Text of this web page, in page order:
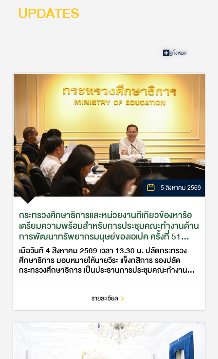
UPDATES
ดูทั้งหมด
5 สิงหาคม 2569
กระทรวงศึกษาธิการและหน่วยงานที่เกี่ยวข้องหารือ
เตรียมความพร้อมสำหรับการประชุมคณะทำงานด้าน
การพัฒนาทรัพยากรมนุษย์ของเอเปค ครั้งที่ 51
(51st HRDWG)
เมื่อวันที่ 4 สิงหาคม 2569 เวลา 13.30 น. ปลัดกระทรวง
ศึกษาธิการ มอบหมายให้นายวีระ แข็งกสิการ รองปลัด
กระทรวงศึกษาธิการ เป็นประธานการประชุมคณะทำงาน
ประจำปี พ.ศ. 2569 ครั้งที่ 1…
รายละเอียด